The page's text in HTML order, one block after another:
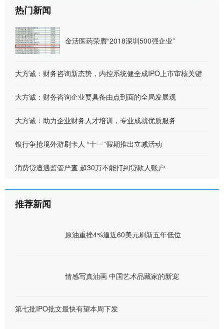
热门新闻
金活医药荣膺“2018深圳500强企业”
大方诚：财务咨询新态势，内控系统健全成IPO上市审核关键
大方诚：财务咨询企业要具备由点到面的全局发展观
大方诚：助力企业财务人才培训，专业成就优质服务
银行争抢境外游刷卡人 “十一”假期推出立减活动
消费贷遭遇监管严查 超30万不能打到贷款人账户
推荐新闻
原油重挫4%逼近60美元刷新五年低位
情感写真油画 中国艺术品藏家的新宠
第七批IPO批文最快有望本周下发